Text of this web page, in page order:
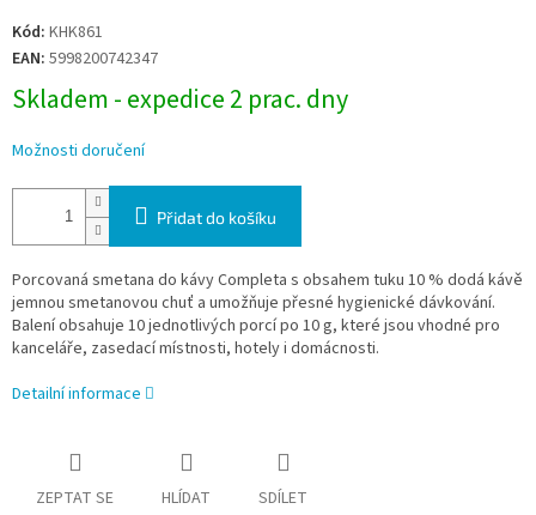
Měrná
cena:
Kód: KHK861
EAN: 5998200742347
Skladem - expedice 2 prac. dny
Možnosti doručení
Přidat do košíku
Porcovaná smetana do kávy Completa s obsahem tuku 10 % dodá kávě
jemnou smetanovou chuť a umožňuje přesné hygienické dávkování.
Balení obsahuje 10 jednotlivých porcí po 10 g, které jsou vhodné pro
kanceláře, zasedací místnosti, hotely i domácnosti.
Detailní informace
ZEPTAT SE HLÍDAT SDÍLET